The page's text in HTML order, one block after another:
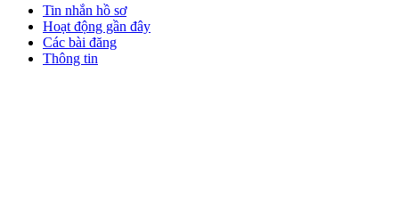
Tin nhắn hồ sơ
Hoạt động gần đây
Các bài đăng
Thông tin